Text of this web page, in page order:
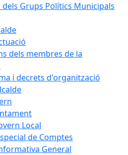
Grups Polítics Municipals
dels membres de la
i decrets d'organització
Local
de Comptes
General